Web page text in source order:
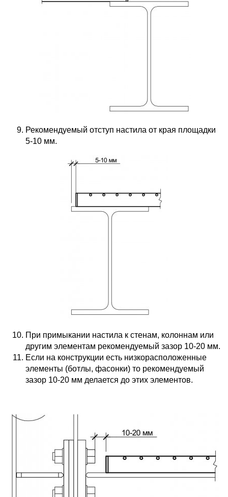
Рекомендуемый отступ настила от края площадки
5-10 мм.
При примыкании настила к стенам, колоннам или
другим элементам рекомендуемый зазор 10-20 мм.
Если на конструкции есть низкорасположенные
элементы (ботлы, фасонки) то рекомендуемый
зазор 10-20 мм делается до этих элементов.